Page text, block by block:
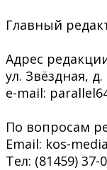
Главный
Адрес
ул. Звёздная, д.
e-mail:
По вопросам
Email: kos-
Тел: (81459) 37-